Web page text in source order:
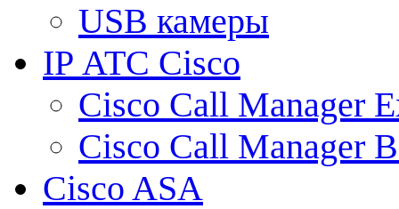
USB камеры
IP АТС Cisco
Cisco Call Manager
Cisco Call Manager
Cisco ASA